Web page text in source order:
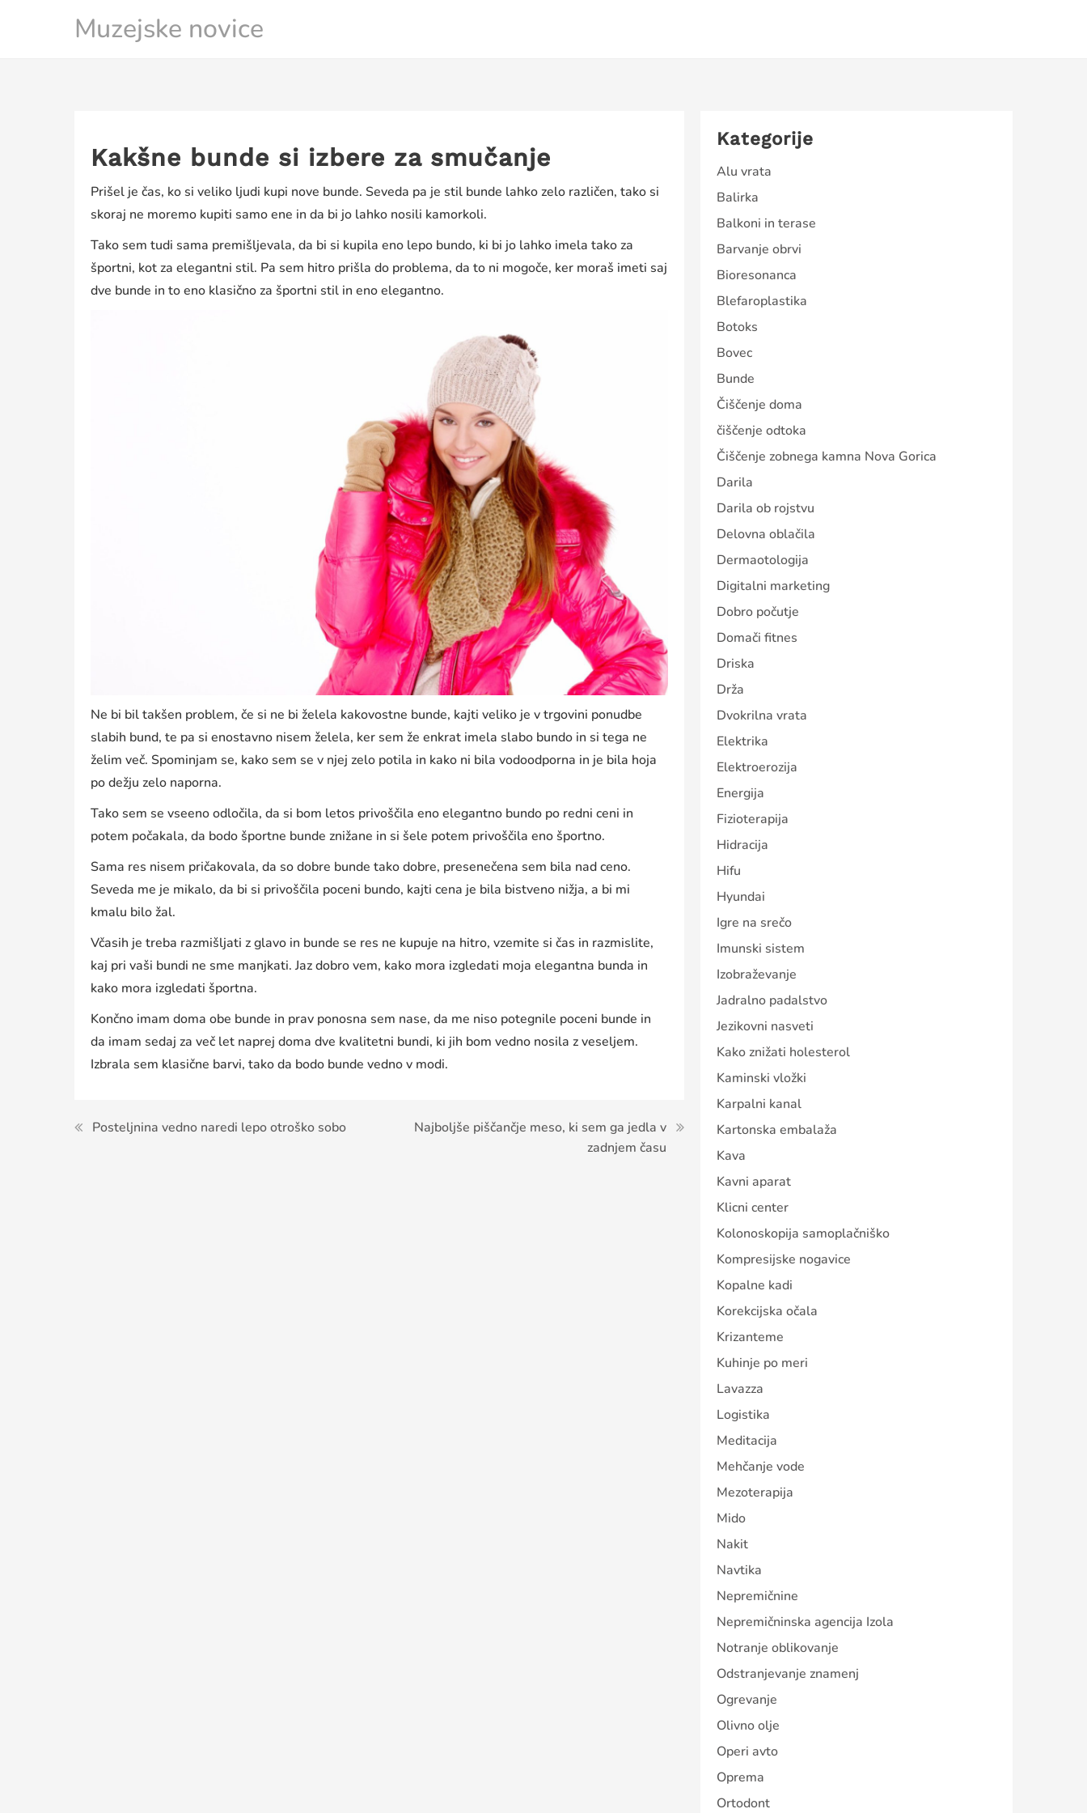
Muzejske novice
Kakšne bunde si izbere za smučanje
Prišel je čas, ko si veliko ljudi kupi nove bunde. Seveda pa je stil bunde lahko zelo različen, tako si
skoraj ne moremo kupiti samo ene in da bi jo lahko nosili kamorkoli.
Tako sem tudi sama premišljevala, da bi si kupila eno lepo bundo, ki bi jo lahko imela tako za
športni, kot za elegantni stil. Pa sem hitro prišla do problema, da to ni mogoče, ker moraš imeti saj
dve bunde in to eno klasično za športni stil in eno elegantno.
Ne bi bil takšen problem, če si ne bi želela kakovostne bunde, kajti veliko je v trgovini ponudbe
slabih bund, te pa si enostavno nisem želela, ker sem že enkrat imela slabo bundo in si tega ne
želim več. Spominjam se, kako sem se v njej zelo potila in kako ni bila vodoodporna in je bila hoja
po dežju zelo naporna.
Tako sem se vseeno odločila, da si bom letos privoščila eno elegantno bundo po redni ceni in
potem počakala, da bodo športne bunde znižane in si šele potem privoščila eno športno.
Sama res nisem pričakovala, da so dobre bunde tako dobre, presenečena sem bila nad ceno.
Seveda me je mikalo, da bi si privoščila poceni bundo, kajti cena je bila bistveno nižja, a bi mi
kmalu bilo žal.
Včasih je treba razmišljati z glavo in bunde se res ne kupuje na hitro, vzemite si čas in razmislite,
kaj pri vaši bundi ne sme manjkati. Jaz dobro vem, kako mora izgledati moja elegantna bunda in
kako mora izgledati športna.
Končno imam doma obe bunde in prav ponosna sem nase, da me niso potegnile poceni bunde in
da imam sedaj za več let naprej doma dve kvalitetni bundi, ki jih bom vedno nosila z veseljem.
Izbrala sem klasične barvi, tako da bodo bunde vedno v modi.
Navigacija
Posteljnina vedno naredi lepo otroško sobo
Najboljše piščančje meso, ki sem ga jedla v
zadnjem času
Kategorije
Alu vrata
Balirka
Balkoni in terase
Barvanje obrvi
Bioresonanca
Blefaroplastika
Botoks
Bovec
Bunde
Čiščenje doma
čiščenje odtoka
Čiščenje zobnega kamna Nova Gorica
Darila
Darila ob rojstvu
Delovna oblačila
Dermaotologija
Digitalni marketing
Dobro počutje
Domači fitnes
Driska
Drža
Dvokrilna vrata
Elektrika
Elektroerozija
Energija
Fizioterapija
Hidracija
Hifu
Hyundai
Igre na srečo
Imunski sistem
Izobraževanje
Jadralno padalstvo
Jezikovni nasveti
Kako znižati holesterol
Kaminski vložki
Karpalni kanal
Kartonska embalaža
Kava
Kavni aparat
Klicni center
Kolonoskopija samoplačniško
Kompresijske nogavice
Kopalne kadi
Korekcijska očala
Krizanteme
Kuhinje po meri
Lavazza
Logistika
Meditacija
Mehčanje vode
Mezoterapija
Mido
Nakit
Navtika
Nepremičnine
Nepremičninska agencija Izola
Notranje oblikovanje
Odstranjevanje znamenj
Ogrevanje
Olivno olje
Operi avto
Oprema
Ortodont